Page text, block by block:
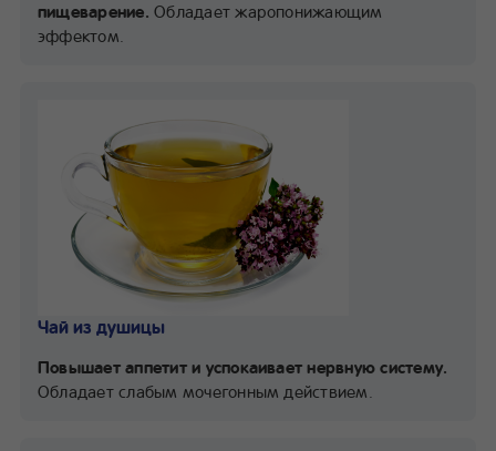
пищеварение. Обладает жаропонижающим
эффектом.
Чай из душицы
Повышает аппетит и успокаивает нервную систему.
Обладает слабым мочегонным действием.